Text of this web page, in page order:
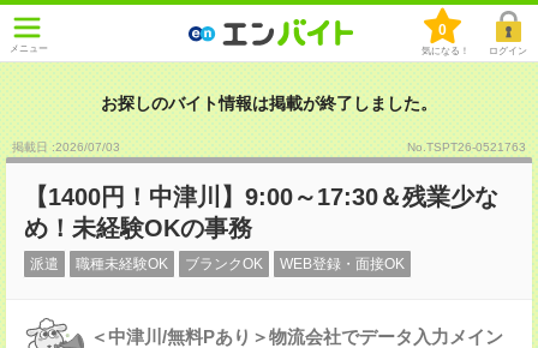
メニュー
0
気になる！ ログイン
お探しのバイト情報は掲載が終了しました。
掲載日 :2026/07/03 No.TSPT26-0521763
【1400円！中津川】9:00～17:30＆残業少な
め！未経験OKの事務
派遣 職種未経験OK ブランクOK WEB登録・面接OK
＜中津川/無料Pあり＞物流会社でデータ入力メイン